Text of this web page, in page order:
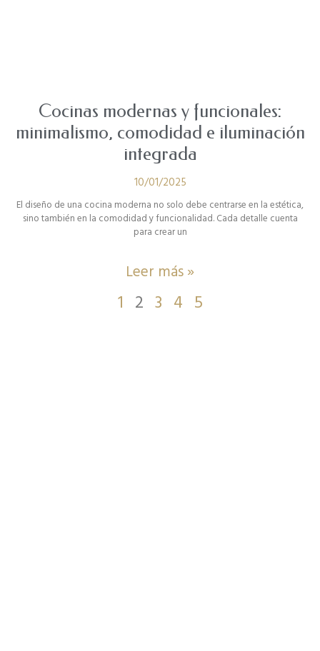
Cocinas modernas y funcionales:
minimalismo, comodidad e iluminación
integrada
10/01/2025
El diseño de una cocina moderna no solo debe centrarse en la estética,
sino también en la comodidad y funcionalidad. Cada detalle cuenta
para crear un
Leer más »
1 2 3 4 5